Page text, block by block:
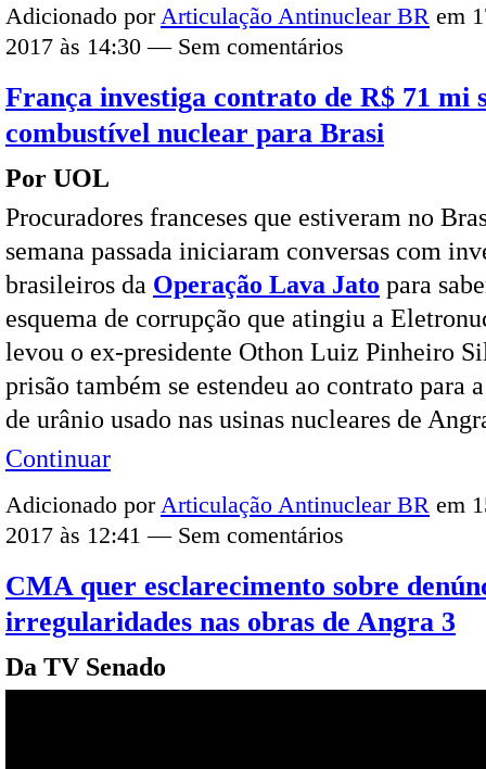
Adicionado por Articulação Antinuclear BR em
2017 às 14:30 — Sem comentários
França investiga contrato de R$ 71 mi
combustível nuclear para Brasi
Por UOL
Procuradores franceses que estiveram no
semana passada iniciaram conversas com
brasileiros da Operação Lava Jato para
esquema de corrupção que atingiu a
levou o ex-presidente Othon Luiz Pinheiro
prisão também se estendeu ao contrato para
de urânio usado nas usinas nucleares de
Continuar
Adicionado porArticulação Antinuclear BR em
2017 às 12:41 — Sem comentários
CMA quer esclarecimento sobre
irregularidades nas obras de Angra 3
Da TV Senado